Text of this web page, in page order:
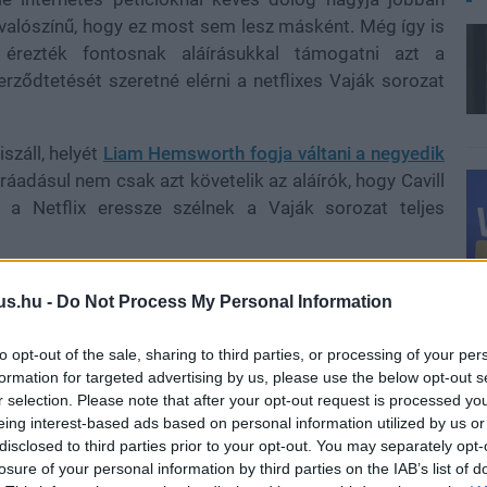
- Do Not Process My Personal Information
opt-out of the sale, sharing to third parties, or processing of your
for targeted advertising by us, please use the below opt-out
selection. Please note that after your opt-out request is processed
interest-based ads based on personal information utilized by us
to third parties prior to your opt-out. You may separately
of your personal information by third parties on the IAB’s list of
hogy ez most sem lesz másként. Még így is
fontosnak aláírásukkal támogatni azt a
szeretné elérni a netflixes Vaják sorozat
helyét Liam Hemsworth fogja váltani a negyedik
ráadásul nem csak azt követelik az aláírók, hogy Cavill
a Netflix eressze szélnek a Vaják sorozat teljes
pillanatában a Change.org-os petíciót már
elképzelhetetlen, hogy a 300 ezres határt is túl
fog reagálni minderre, de láttunk már csodákat
a rajongók.